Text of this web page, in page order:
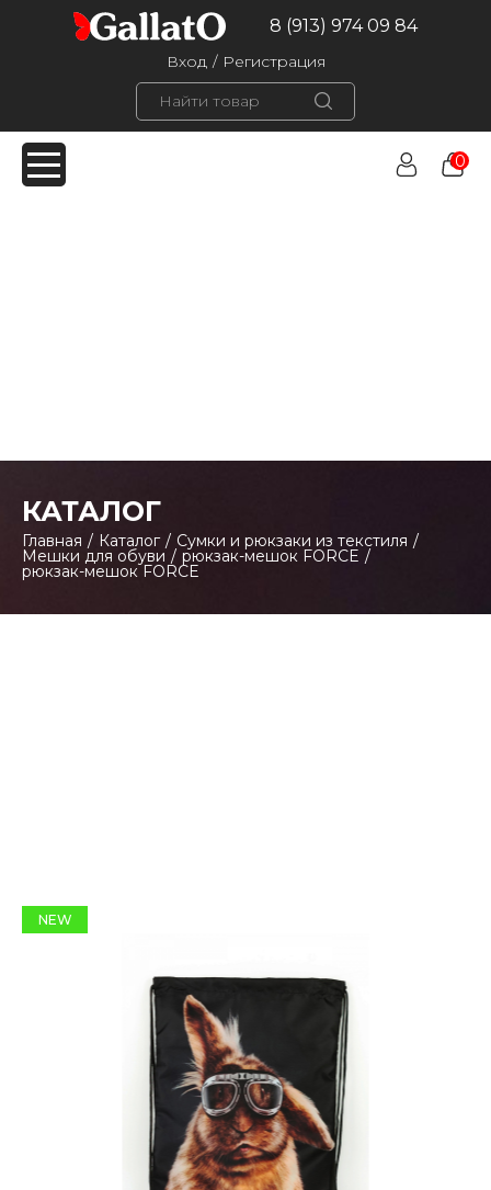
8 (913) 974 09 84
Вход / Регистрация
0
КАТАЛОГ
Главная / Каталог / Сумки и рюкзаки из текстиля /
Мешки для обуви / рюкзак-мешок FORCE /
рюкзак-мешок FORCE
NEW